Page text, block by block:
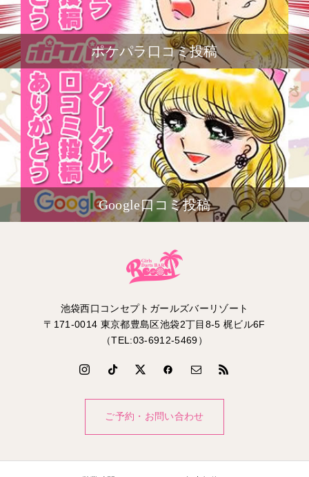
ポケパラ口コミ投稿
Google口コミ投稿
池袋西口コンセプトガールズバーリゾート
〒171-0014 東京都豊島区池袋2丁目8-5 梶ビル6F
（TEL:03-6912-5469）
ご予約・お問い合わせ